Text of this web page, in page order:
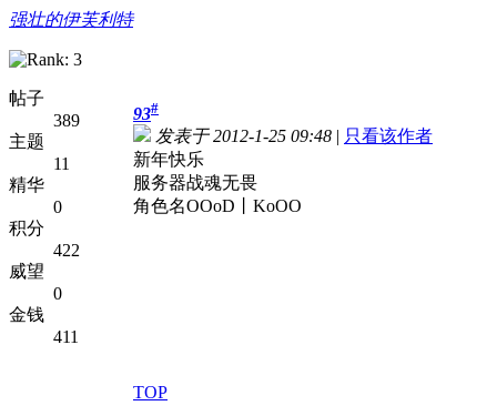
强壮的伊芙利特
帖子
389
主题
11
精华
0
积分
422
威望
0
金钱
411
93#
发表于 2012-1-25 09:48 | 只看该作者
新年快乐
服务器战魂无畏
角色名OOoD丨KoOO
TOP